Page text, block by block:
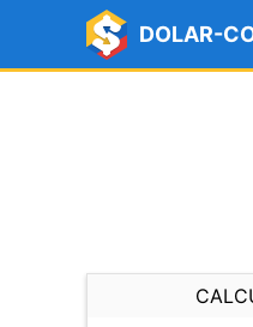
DOLAR-